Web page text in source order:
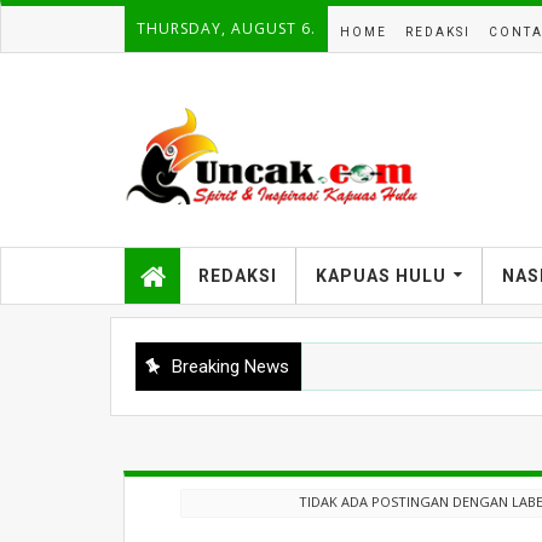
THURSDAY, AUGUST 6. HOME REDAKSI
REDAKSI KAPUAS HULU
Breaking News
TIDAK ADA POSTINGAN DENGAN